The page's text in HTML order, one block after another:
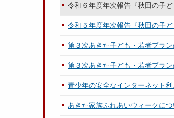
令和６年度年次報告『秋田の子ど
令和５年度年次報告『秋田の子ど
第３次あきた子ども・若者プラ
第３次あきた子ども・若者プラ
青少年の安全なインターネット
あきた家族ふれあいウィークにつ